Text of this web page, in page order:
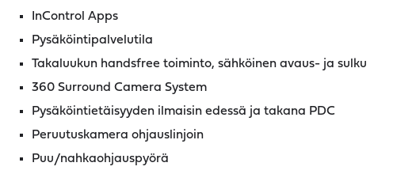
InControl Apps
Pysäköintipalvelutila
Takaluukun handsfree toiminto, sähköinen avaus- ja sulku
360 Surround Camera System
Pysäköintietäisyyden ilmaisin edessä ja takana PDC
Peruutuskamera ohjauslinjoin
Puu/nahkaohjauspyörä